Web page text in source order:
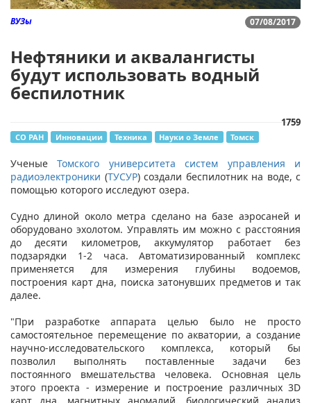
07/08/2017
ВУЗы
Нефтяники и аквалангисты
будут использовать водный
беспилотник
1759
СО РАН Инновации Техника Науки о Земле Томск
УченыеТомского университета систем управления и
радиоэлектроники (ТУСУР) создали беспилотник на воде, с
помощью которого исследуют озера.
Судно длиной около метра сделано на базе аэросаней и
оборудовано эхолотом. Управлять им можно с расстояния
до десяти километров, аккумулятор работает без
подзарядки 1-2 часа. Автоматизированный комплекс
применяется для измерения глубины водоемов,
построения карт дна, поиска затонувших предметов и так
далее.
"При разработке аппарата целью было не просто
самостоятельное перемещение по акватории, а создание
научно-исследовательского комплекса, который бы
позволил выполнять поставленные задачи без
постоянного вмешательства человека. Основная цель
этого проекта - измерение и построение различных 3D